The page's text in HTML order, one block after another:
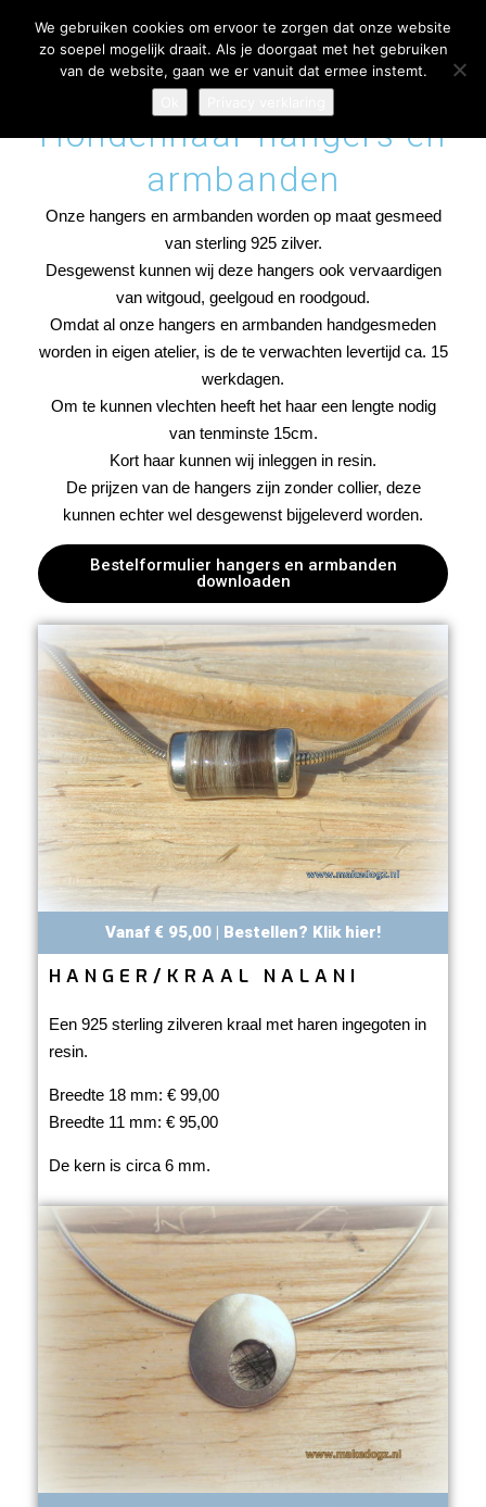
Hondenhaar hangers en
armbanden
Onze hangers en armbanden worden op maat gesmeed
van sterling 925 zilver.
Desgewenst kunnen wij deze hangers ook vervaardigen
van witgoud, geelgoud en roodgoud.
Omdat al onze hangers en armbanden handgesmeden
worden in eigen atelier, is de te verwachten levertijd ca. 15
werkdagen.
Om te kunnen vlechten heeft het haar een lengte nodig
van tenminste 15cm.
Kort haar kunnen wij inleggen in resin.
De prijzen van de hangers zijn zonder collier, deze
kunnen echter wel desgewenst bijgeleverd worden.
Bestelformulier hangers en armbanden
downloaden
Vanaf € 95,00 | Bestellen? Klik hier!
HANGER/KRAAL NALANI
Een 925 sterling zilveren kraal met haren ingegoten in
resin.
Breedte 18 mm: € 99,00
Breedte 11 mm: € 95,00
De kern is circa 6 mm.
We gebruiken cookies om ervoor te zorgen dat onze website
zo soepel mogelijk draait. Als je doorgaat met het gebruiken
van de website, gaan we er vanuit dat ermee instemt.